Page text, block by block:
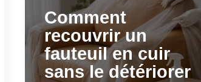
Comment
recouvrir un
fauteuil en cuir
sans le détériorer